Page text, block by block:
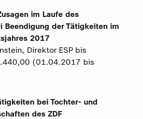
im Laufe des
Beendigung der Tätigkeiten im
2017
Direktor ESP bis
(01.04.2017 bis
bei Tochter- und
des ZDF